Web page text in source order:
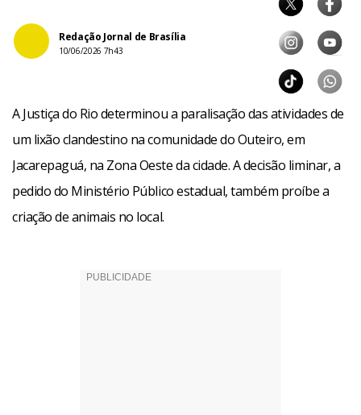
Redação Jornal de Brasília
10/06/2026 7h43
A Justiça do Rio determinou a paralisação das atividades de
um lixão clandestino na comunidade do Outeiro, em
Jacarepaguá, na Zona Oeste da cidade. A decisão liminar, a
pedido do Ministério Público estadual, também proíbe a
criação de animais no local.